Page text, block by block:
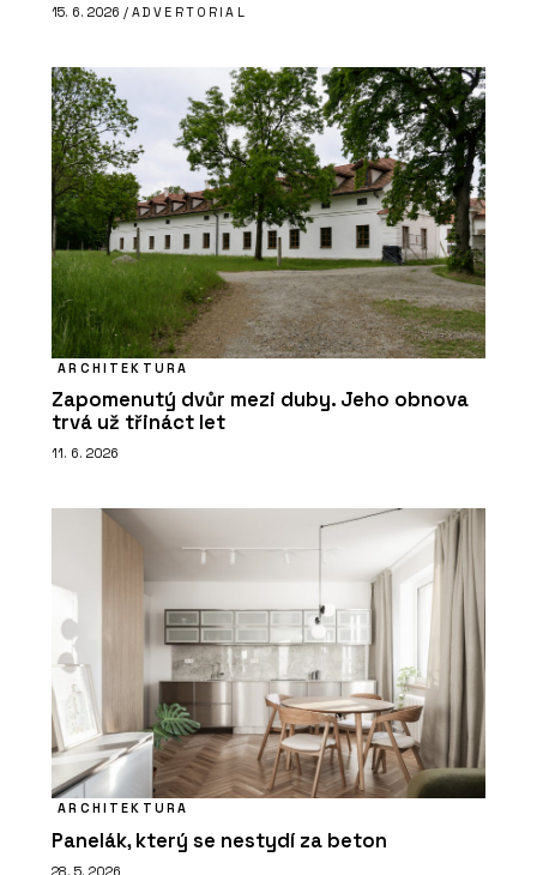
15. 6. 2026 / ADVERTORIAL
ARCHITEKTURA
Zapomenutý dvůr mezi duby. Jeho obnova
trvá už třináct let
11. 6. 2026
ARCHITEKTURA
Panelák, který se nestydí za beton
28. 5. 2026